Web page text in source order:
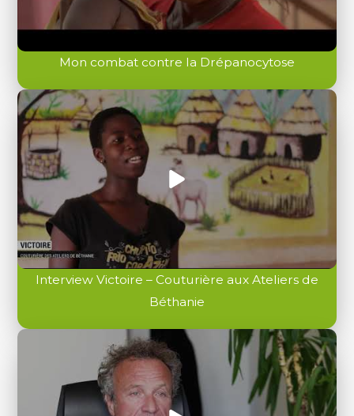
Mon combat contre la Drépanocytose
Interview Victoire – Couturière aux Ateliers de
Béthanie